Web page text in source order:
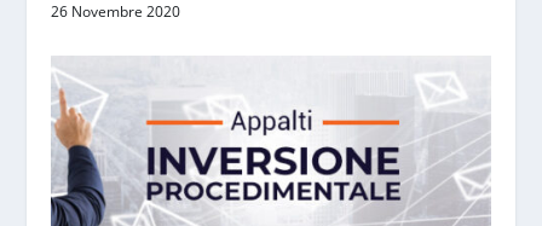
26 Novembre 2020